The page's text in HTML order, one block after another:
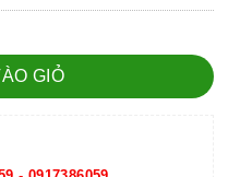
GIỎ